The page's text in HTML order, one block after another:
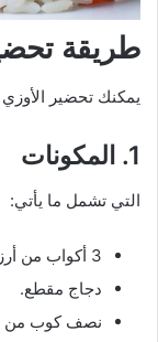
طريقة
يمكنك تحضير
1. المكونات
التي تشمل ما يأتي:
3 أكواب من أرز بسمتي.
دجاج مقطع.
نصف كوب من